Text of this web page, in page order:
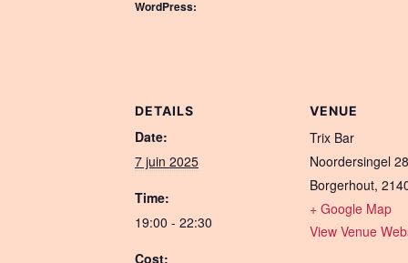
WordPress:
DETAILS
Date:
7 juin 2025
Time:
19:00 - 22:30
Cost:
VENUE
Trix Bar
Noordersingel
Borgerhout,
+ Google Map
View Venue